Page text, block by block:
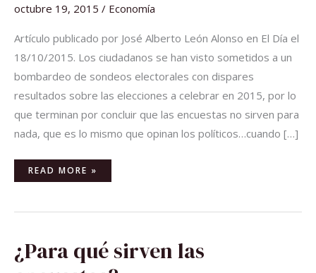
octubre 19, 2015 / Economía
Artículo publicado por José Alberto León Alonso en El Día el
18/10/2015. Los ciudadanos se han visto sometidos a un
bombardeo de sondeos electorales con dispares
resultados sobre las elecciones a celebrar en 2015, por lo
que terminan por concluir que las encuestas no sirven para
nada, que es lo mismo que opinan los políticos…cuando […]
READ MORE »
¿Para qué sirven las
¿PARA
QUÉ
SIRVEN